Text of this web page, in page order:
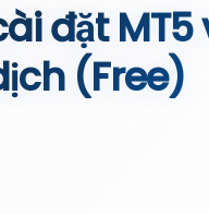
đặt
(Free)